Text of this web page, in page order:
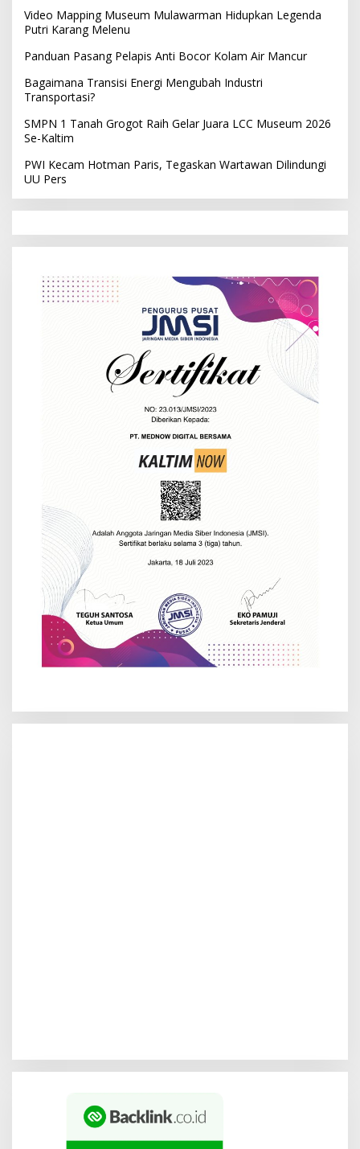
Video Mapping Museum Mulawarman Hidupkan Legenda
Putri Karang Melenu
Panduan Pasang Pelapis Anti Bocor Kolam Air Mancur
Bagaimana Transisi Energi Mengubah Industri
Transportasi?
SMPN 1 Tanah Grogot Raih Gelar Juara LCC Museum 2026
Se-Kaltim
PWI Kecam Hotman Paris, Tegaskan Wartawan Dilindungi
UU Pers